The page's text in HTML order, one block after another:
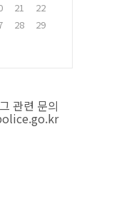
21
22
28
29
관련 문의